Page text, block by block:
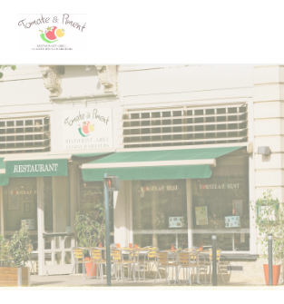
Панель управления cookies